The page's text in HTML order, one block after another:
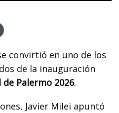
convirtió en uno de los
de la inauguración
de Palermo 2026.
Javier Milei apuntó